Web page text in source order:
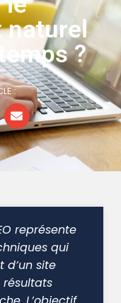
naturel
?
:
représente
qui
d’un site